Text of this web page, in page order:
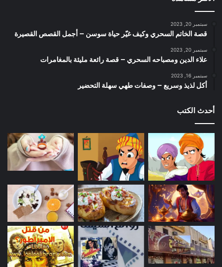
سبتمبر 20, 2023
قصة الخاتم السحري وكيف غيّر حياة سوسن – أجمل القصص القصيرة
سبتمبر 20, 2023
علاء الدين ومصباحه السحري – قصة رائعة مليئة بالمغامرات
سبتمبر 16, 2023
أكل لذيذ وسريع – وصفات طهي سهلة التحضير
أحدث الكتب